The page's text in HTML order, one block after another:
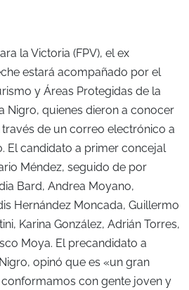
la Victoria (FPV), el ex
estará acompañado por el
y Áreas Protegidas de la
Nigro, quienes dieron a conocer
de un correo electrónico a
El candidato a primer concejal
Méndez, seguido de por
Bard, Andrea Moyano,
Hernández Moncada, Guillermo
Karina González, Adrián Torres,
Moya. El precandidato a
opinó que es «un gran
con gente joven y